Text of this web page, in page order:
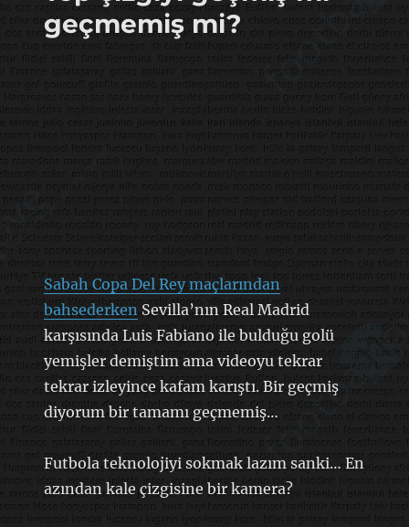
geçmemiş mi?
Sabah Copa Del Rey maçlarından
bahsederkenSevilla’nın Real Madrid
karşısında Luis Fabiano ile bulduğu golü
yemişler demiştim ama videoyu tekrar
tekrar izleyince kafam karıştı. Bir geçmiş
diyorum bir tamamı geçmemiş…
Futbola teknolojiyi sokmak lazım sanki… En
azından kale çizgisine bir kamera?